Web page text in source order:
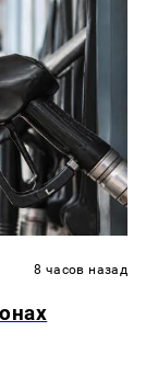
8 часов назад